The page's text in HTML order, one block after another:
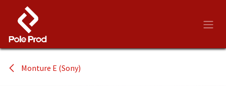
Se rendre au contenu
Monture E (Sony)